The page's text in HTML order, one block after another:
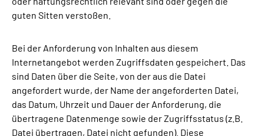
guten Sitten verstoßen.
Bei der Anforderung von Inhalten aus diesem
Internetangebot werden Zugriffsdaten gespeichert. Das
sind Daten über die Seite, von der aus die Datei
angefordert wurde, der Name der angeforderten Datei,
das Datum, Uhrzeit und Dauer der Anforderung, die
übertragene Datenmenge sowie der Zugriffsstatus (z.B.
Datei übertragen, Datei nicht gefunden). Diese